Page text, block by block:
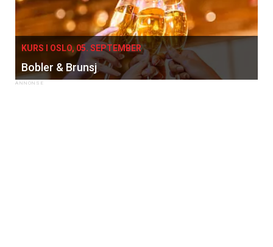
KURS I OSLO, 05. SEPTEMBER
Bobler & Brunsj